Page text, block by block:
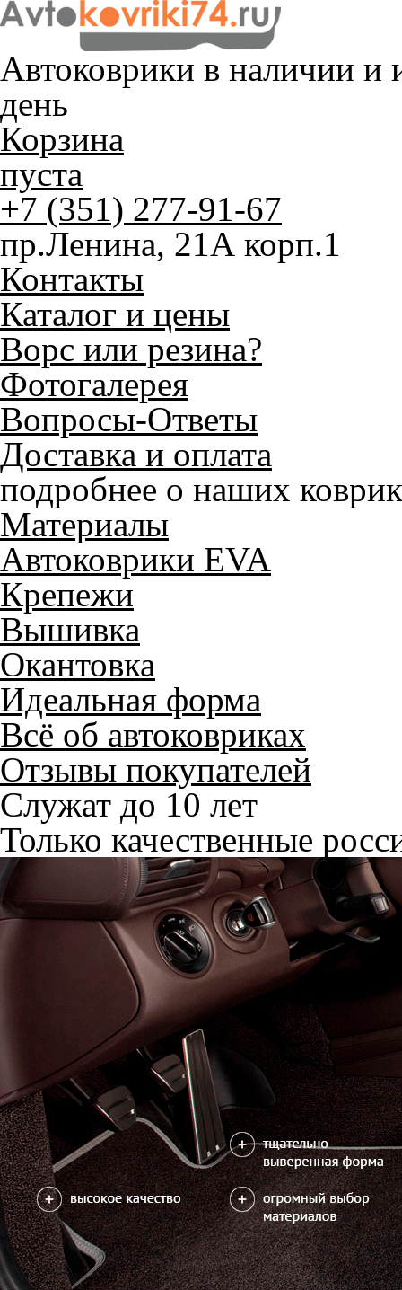
Автоковрики в наличии и
день
Корзина
пуста
+7 (351) 277-91-67
пр.Ленина, 21А корп.1
Контакты
Каталог и цены
Ворс или резина?
Фотогалерея
Вопросы-Ответы
Доставка и оплата
подробнее о наших
Материалы
Автоковрики EVA
Крепежи
Вышивка
Окантовка
Идеальная форма
Всё об автоковриках
Отзывы покупателей
Служат до 10 лет
Только качественные